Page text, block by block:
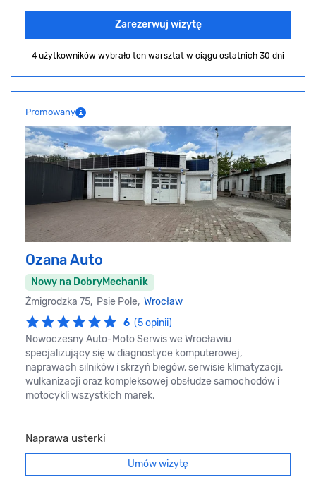
Zarezerwuj wizytę
4 użytkowników wybrało ten warsztat w ciągu ostatnich 30 dni
Promowany
Ozana Auto
Nowy na DobryMechanik
Żmigrodzka 75, Psie Pole, Wrocław
6 (5 opinii)
Nowoczesny Auto-Moto Serwis we Wrocławiu
specjalizujący się w diagnostyce komputerowej,
naprawach silników i skrzyń biegów, serwisie klimatyzacji,
wulkanizacji oraz kompleksowej obsłudze samochodów i
motocykli wszystkich marek.
Naprawa usterki
Umów wizytę